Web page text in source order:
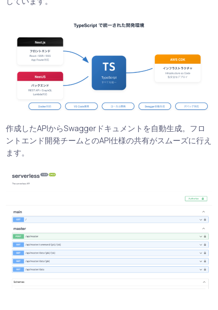
作成したAPIからSwaggerドキュメントを自動生成。フロ
ントエンド開発チームとのAPI仕様の共有がスムーズに行え
ます。